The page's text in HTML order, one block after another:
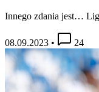
Innego zdania jest…
08.09.2023 • 24